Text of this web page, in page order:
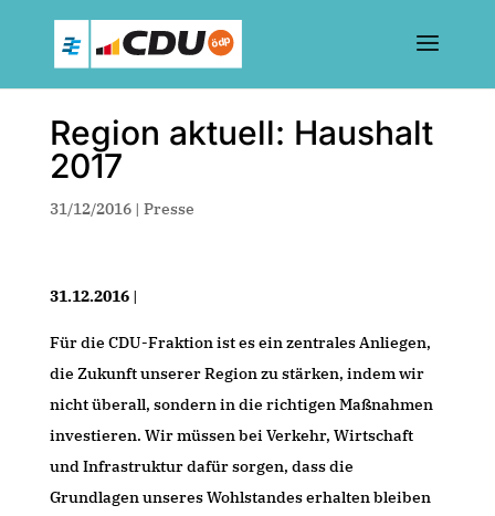
Region aktuell: Haushalt
2017
31/12/2016| Presse
31.12.2016|
Für die CDU-Fraktion ist es ein zentrales Anliegen,
die Zukunft unserer Region zu stärken, indem wir
nicht überall, sondern in die richtigen Maßnahmen
investieren. Wir müssen bei Verkehr, Wirtschaft
und Infrastruktur dafür sorgen, dass die
Grundlagen unseres Wohlstandes erhalten bleiben